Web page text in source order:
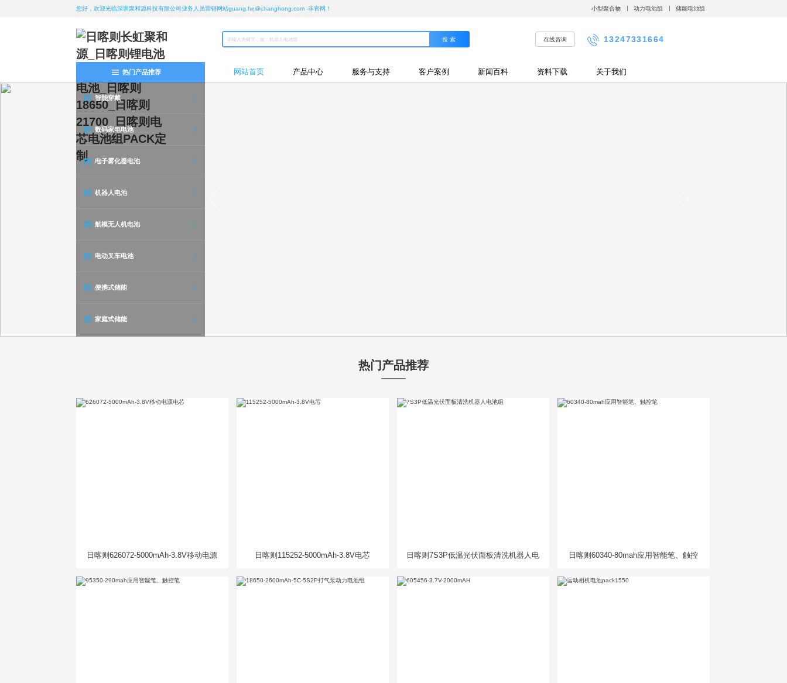
您好，欢迎光临深圳聚和源科技有限公司业务人员营销网站guang.he@changhong.com -非官网！ 小型聚合物 动力电池组 储能电池组
在线咨询 13247331664
热门产品推荐
智能穿戴
数码家电电池
电子雾化器电池
机器人电池
航模无人机电池
电动叉车电池
便携式储能
家庭式储能
网站首页 产品中心 服务与支持 客户案例 新闻百科 资料下载 关于我们
热门产品推荐
日喀则626072-5000mAh-3.8V移动电源
日喀则115252-5000mAh-3.8V电芯
日喀则7S3P低温光伏面板清洗机器人电
日喀则60340-80mah应用智能笔、触控